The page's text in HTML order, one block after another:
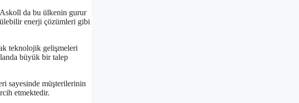
Askoll da bu ülkenin gurur
enerji çözümleri gibi
teknolojik gelişmeleri
büyük bir talep
sayesinde müşterilerinin
etmektedir.